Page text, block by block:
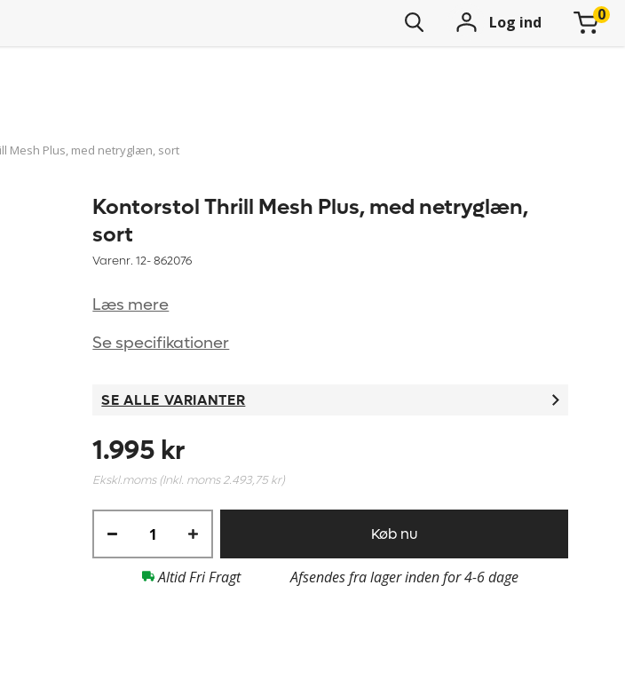
Log ind
Mesh Plus, med netryglæn, sort
Kontorstol Thrill Mesh Plus, med netryglæn,
sort
Varenr. 12-862076
Læs mere
Se specifikationer
SE ALLE VARIANTER
1.995 kr
Ekskl.moms (Inkl. moms2.493,75 kr)
Køb nu
Altid Fri Fragt Afsendes fra lager inden for 4-6 dage